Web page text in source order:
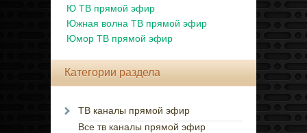
Ю ТВ прямой эфир
Южная волна ТВ прямой эфир
Юмор ТВ прямой эфир
Категории раздела
ТВ каналы прямой эфир
Все тв каналы прямой эфир